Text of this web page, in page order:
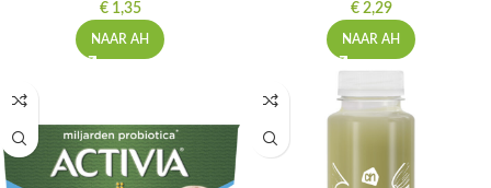
€1,35
NAAR AH
€2,29
NAAR AH